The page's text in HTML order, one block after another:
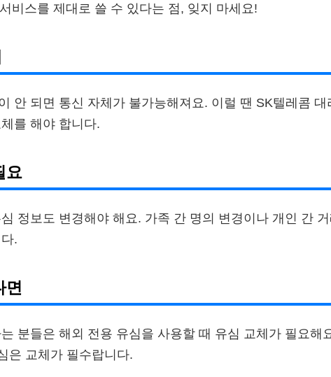
비스를 제대로 쓸 수 있다는 점, 잊지 마세요!
안 되면 통신 자체가 불가능해져요. 이럴 땐 SK텔레콤 대
를 해야 합니다.
요
정보도 변경해야 해요. 가족 간 명의 변경이나 개인 간 거
.
면
분들은 해외 전용 유심을 사용할 때 유심 교체가 필요해
은 교체가 필수랍니다.